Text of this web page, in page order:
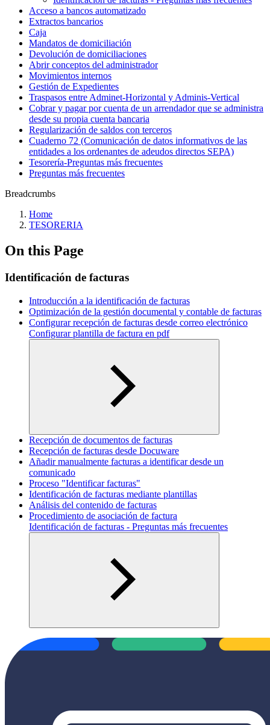
Acceso a bancos automatizado
Extractos bancarios
Caja
Mandatos de domiciliación
Devolución de domiciliaciones
Abrir conceptos del administrador
Movimientos internos
Gestión de Expedientes
Traspasos entre Adminet-Horizontal y Adminis-Vertical
Cobrar y pagar por cuenta de un arrendador que se administra
desde su propia cuenta bancaria
Regularización de saldos con terceros
Cuaderno 72 (Comunicación de datos informativos de las
entidades a los ordenantes de adeudos directos SEPA)
Tesorería‎-‎Preguntas más frecuentes‎
Preguntas más frecuentes
Breadcrumbs
Home
TESORERIA
On this Page
Identificación de facturas
Introducción a la identificación de facturas
Optimización de la gestión documental y contable de facturas
Configurar recepción de facturas desde correo electrónico
Configurar plantilla de factura en pdf
Recepción de documentos de facturas
Recepción de facturas desde Docuware
Añadir manualmente facturas a identificar desde un
comunicado
Proceso "Identificar facturas"
Identificación de facturas mediante plantillas
Análisis del contenido de facturas
Procedimiento de asociación de factura
Identificación de facturas - Preguntas más frecuentes